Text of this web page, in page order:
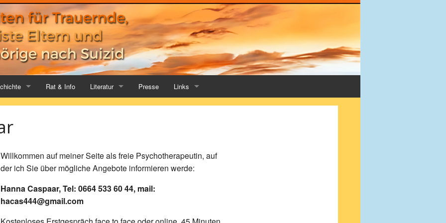
Rat & Info Literatur
Hilfreiche BücherAllgemeine Trauerliteratur
Suizid- und Suizid-Hinterbliebenen-Literatur
Männer in Trauer
Rezensionen
Gedichte
Presse Links
Trauernde Eltern
Trauernde Kinder und Jugendliche
Suizidprävention
Willkommen auf meiner Seite als freie Psychotherapeutin, auf
der ich Sie über mögliche Angebote informieren werde:
Hanna Caspaar, Tel: 0664 533 60 44, mail:
hacas444@gmail.com